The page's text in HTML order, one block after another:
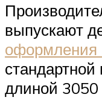
выпускают
оформления
длиной